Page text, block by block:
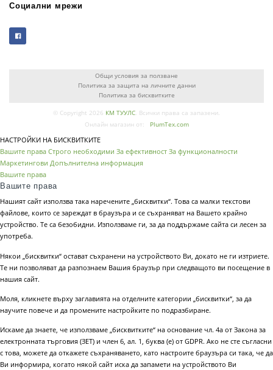
Социални мрежи
Общи условия за ползване
Политика за защита на личните данни
Политика за бисквитките
© Copyright 2026 КМ ТУУЛС. Всички права са запазени.
Онлайн магазин от:
PlumTex.com
НАСТРОЙКИ НА БИСКВИТКИТЕ
Вашите права Строго необходими За ефективност За функционалности
Маркетингови Допълнителна информация
Вашите права
Вашите права
Нашият сайт използва така наречените „бисквитки“. Това са малки текстови
файлове, които се зареждат в браузъра и се съхраняват на Вашето крайно
устройство. Те са безобидни. Използваме ги, за да поддържаме сайта си лесен за
употреба.
Някои „бисквитки“ остават съхранени на устройството Ви, докато не ги изтриете.
Те ни позволяват да разпознаем Вашия браузър при следващото ви посещение в
нашия сайт.
Моля, кликнете върху заглавията на отделните категории „бисквитки“, за да
научите повече и да промените настройките по подразбиране.
Искаме да знаете, че използваме „бисквитките“ на основание чл. 4а от Закона за
електронната търговия (ЗЕТ) и член 6, ал. 1, буква (е) от GDPR. Ако не сте съгласни
с това, можете да откажете съхраняването, като настроите браузъра си така, че да
Ви информира, когато някой сайт иска да запамети на устройството Ви